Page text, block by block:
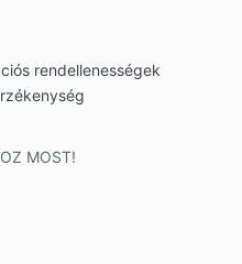
rendellenességek
MOST!